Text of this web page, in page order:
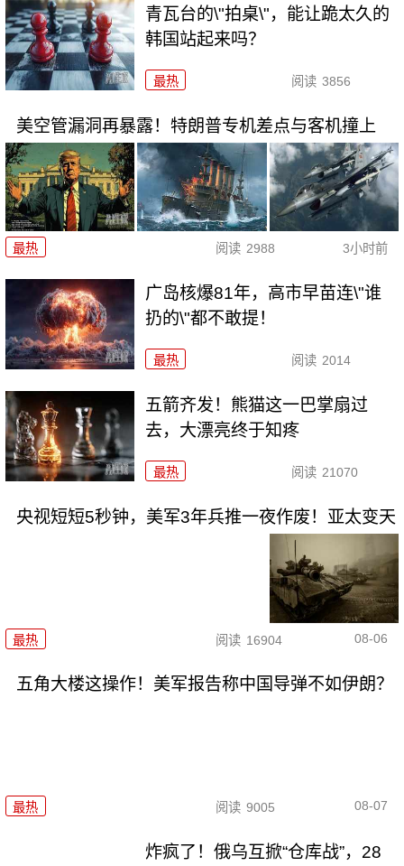
青瓦台的\"拍桌\"，能让跪太久的
韩国站起来吗？
最热 阅读 3856
美空管漏洞再暴露！特朗普专机差点与客机撞上
最热 阅读 2988 3小时前
广岛核爆81年，高市早苗连\"谁
扔的\"都不敢提！
最热 阅读 2014
五箭齐发！熊猫这一巴掌扇过
去，大漂亮终于知疼
最热 阅读 21070
央视短短5秒钟，美军3年兵推一夜作废！亚太变天
最热 阅读 16904 08-06
五角大楼这操作！美军报告称中国导弹不如伊朗？
最热 阅读 9005 08-07
炸疯了！俄乌互掀“仓库战”，28